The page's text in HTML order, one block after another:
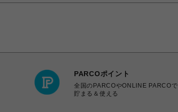
PARCOポイント
全国のPARCOやONLINE PARCOで
貯まる＆使える